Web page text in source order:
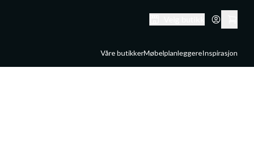
Våre butikkerMøbelplanleggereInspirasjon